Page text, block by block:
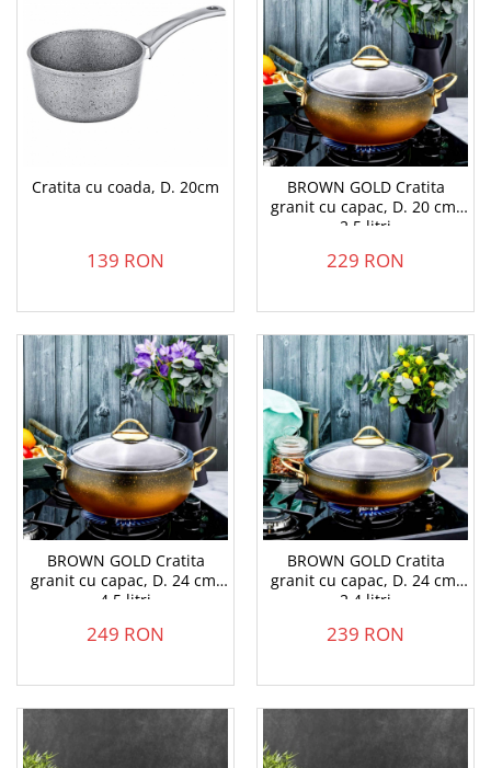
Cratita cu coada, D. 20cm
139 RON
BROWN GOLD Cratita
granit cu capac, D. 20 cm,
2.5 litri
229 RON
BROWN GOLD Cratita
granit cu capac, D. 24 cm,
4.5 litri
249 RON
BROWN GOLD Cratita
granit cu capac, D. 24 cm,
2.4 litri
239 RON